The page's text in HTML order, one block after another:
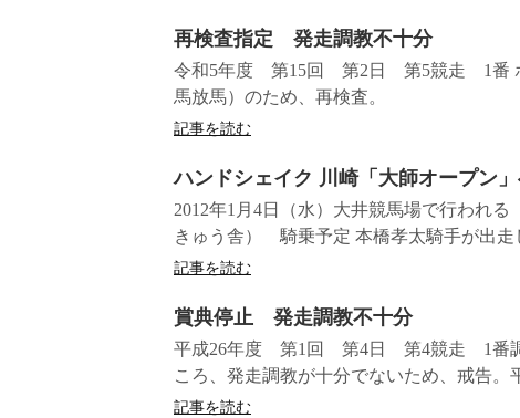
再検査指定 発走調教不十分
令和5年度 第15回 第2日 第5競走 1番 ホ
馬放馬）のため、再検査。
記事を読む
ハンドシェイク 川崎「大師オープン
2012年1月4日（水）大井競馬場で行われ
きゅう舎） 騎乗予定 本橋孝太騎手が出走
記事を読む
賞典停止 発走調教不十分
平成26年度 第1回 第4日 第4競走 1番調
ころ、発走調教が十分でないため、戒告。
記事を読む